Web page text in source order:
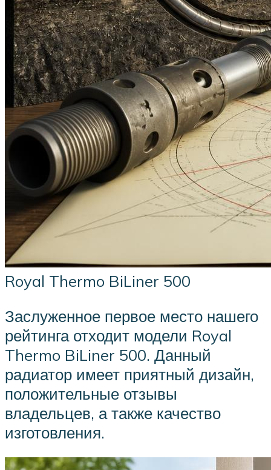
Royal Thermo BiLiner 500
Заслуженное первое место нашего
рейтинга отходит модели Royal
Thermo BiLiner 500. Данный
радиатор имеет приятный дизайн,
положительные отзывы
владельцев, а также качество
изготовления.